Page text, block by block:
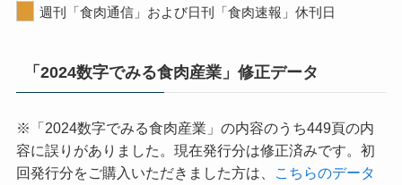
週刊「食肉通信」および日刊「食肉速報」休刊日
「2024数字でみる食肉産業」修正データ
※「2024数字でみる食肉産業」の内容のうち449頁の内
容に誤りがありました。現在発行分は修正済みです。初
回発行分をご購入いただきました方は、
こちらのデータ